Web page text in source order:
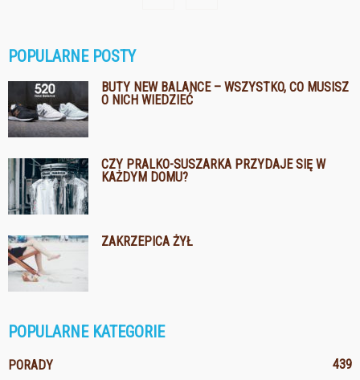
POPULARNE POSTY
BUTY NEW BALANCE – WSZYSTKO, CO MUSISZ
O NICH WIEDZIEĆ
CZY PRALKO-SUSZARKA PRZYDAJE SIĘ W
KAŻDYM DOMU?
ZAKRZEPICA ŻYŁ
POPULARNE KATEGORIE
PORADY
439